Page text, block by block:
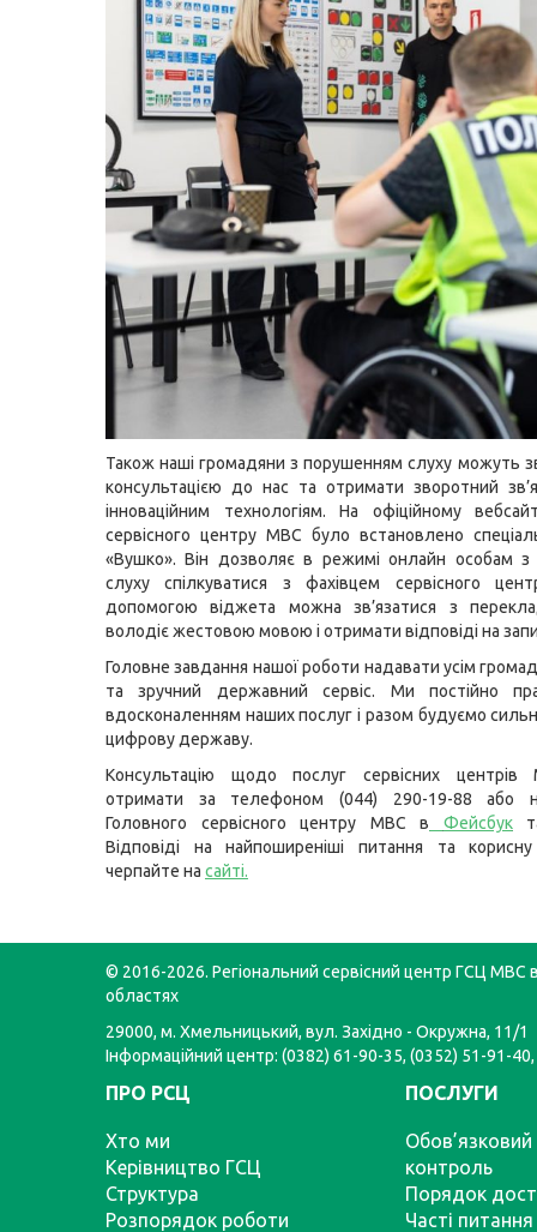
Також наші громадяни з порушенням слуху можуть
консультацією до нас та отримати зворотний
інноваційним технологіям. На офіційному
сервісного центру МВС було встановлено
«Вушко». Він дозволяє в режимі онлайн особам
слуху спілкуватися з фахівцем сервісного
допомогою віджета можна зв’язатися з
володіє жестовою мовою і отримати відповіді на
Головне завдання нашої роботи надавати усім
та зручний державний сервіс. Ми постійно
вдосконаленням наших послуг і разом будуємо
цифрову державу.
Консультацію щодо послуг сервісних
отримати за телефоном (044) 290-19-88 або
Головного сервісного центру МВС в
Фейсбук
Відповіді на найпоширеніші питання та
черпайте на сайті.
© 2016-2026. Регіональний сервісний центр ГСЦ МВС
областях
29000, м. Хмельницький, вул. Західно - Окружна, 11/1
Інформаційний центр: (0382) 61-90-35, (0352) 51-91-
ПРО РСЦ
Хто ми
Керівництво ГСЦ
Структура
Розпорядок роботи
ПОСЛУГИ
Обов’язковий
контроль
Порядок
Часті питання